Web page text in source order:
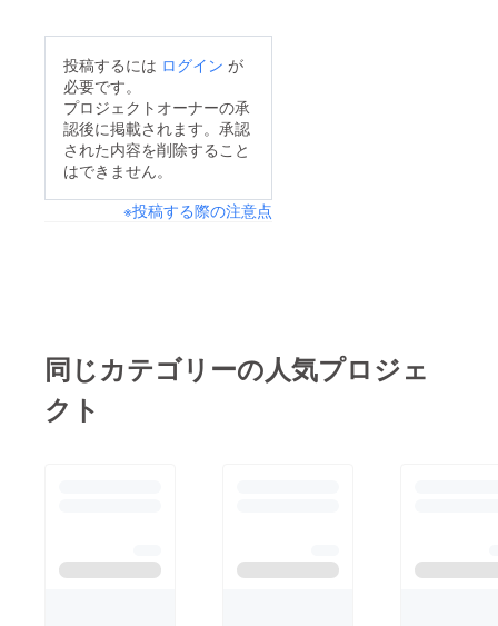
投稿するには ログイン が
必要です。
プロジェクトオーナーの承
認後に掲載されます。承認
された内容を削除すること
はできません。
※投稿する際の注意点
同じカテゴリーの人気プロジェ
クト